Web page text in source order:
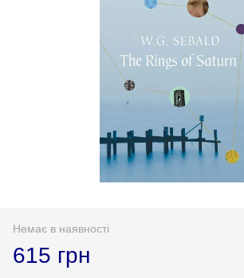
Немає в наявності
615 грн